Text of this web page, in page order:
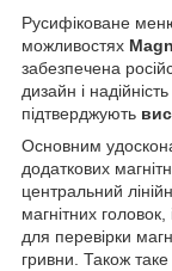
Русифіковане
можливостях
забезпечена
дизайн і
підтверджують
Основним
додаткових
центральний
магнітних
для перевірки
гривни. Також